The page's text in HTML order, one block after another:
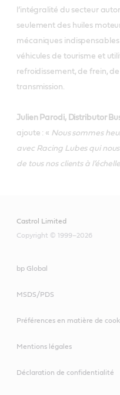
l’intégralité du secteur
seulement des huiles
mécaniques
véhicules de tourisme et
refroidissement, de frein,
transmission.
Julien Parodi, Distributor
ajoute : « Nous sommes
avec Racing Lubes qui
de tous nos clients à
Castrol Limited
Copyright © 1999–2026
bp Global
MSDS/PDS
Préférences en matière de
Mentions légales
Déclaration de confidentialité